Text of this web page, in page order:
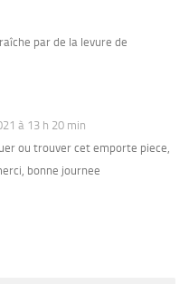
par de la levure de
à 13 h 20 min
ou trouver cet emporte piece,
bonne journee